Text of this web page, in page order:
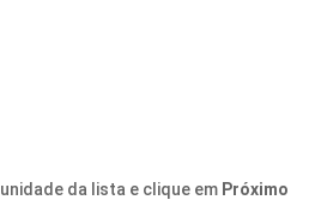
unidade da lista e clique em Próximo